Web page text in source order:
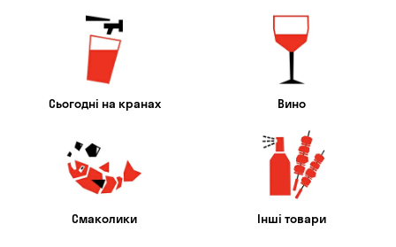
Сьогодні на кранах Вино
Смаколики Інші товари